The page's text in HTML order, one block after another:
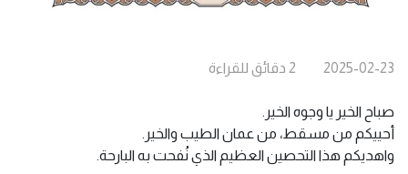
2025-02-23
2 دقائق للقراءة
صباح الخير يا وجوه الخير.
أحييكم من مسقط، من عمان الطيب والخير.
واهديكم هذا التحصين العظيم الذي نُفحت به البارحة.